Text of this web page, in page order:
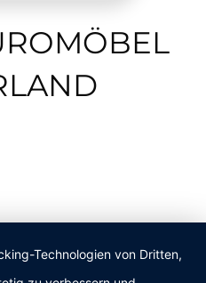
Technologien von Dritten,